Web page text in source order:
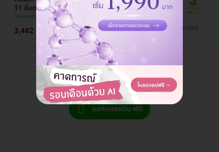
11 ขั้นตอนรวมกดสิว 3 ครั้ง
Taweechai Clinic
3,482 บาท 5,000 บาท ประหยัด 30% ดูรายละเอียด
แอดมินพร้อมดูแลคุณทุกวันทางไลน์
คุยกับแอดมิน ฟรี!